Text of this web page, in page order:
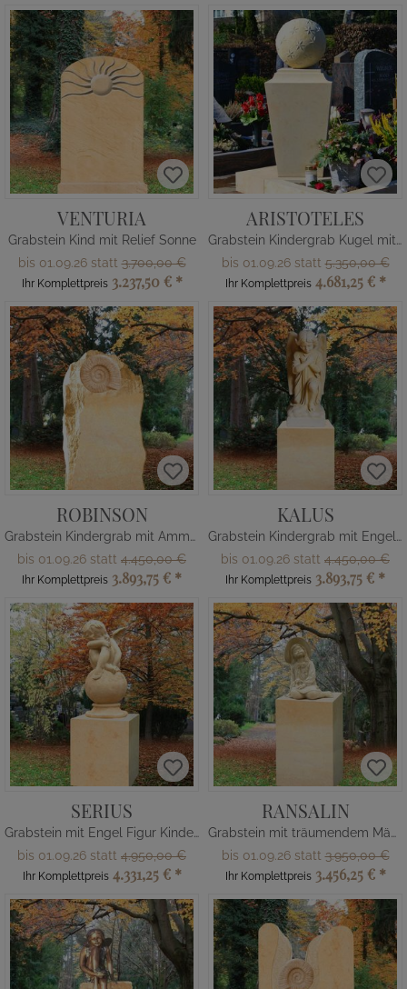
VENTURIA
Grabstein Kind mit Relief Sonne
bis 01.09.26 statt3.700,00 €
Ihr Komplettpreis 3.237,50 € *
ARISTOTELES
Grabstein Kindergrab Kugel mit Sternen
bis 01.09.26 statt5.350,00 €
Ihr Komplettpreis 4.681,25 € *
ROBINSON
Grabstein Kindergrab mit Ammonit
bis 01.09.26 statt 4.450,00 €
Ihr Komplettpreis 3.893,75 € *
KALUS
Grabstein Kindergrab mit Engel Figur
bis 01.09.26 statt 4.450,00 €
Ihr Komplettpreis 3.893,75 € *
SERIUS
Grabstein mit Engel Figur Kindergrab
bis 01.09.26 statt 4.950,00 €
Ihr Komplettpreis 4.331,25 € *
RANSALIN
Grabstein mit träumendem Mädchen
bis 01.09.26 statt3.950,00 €
Ihr Komplettpreis 3.456,25 € *